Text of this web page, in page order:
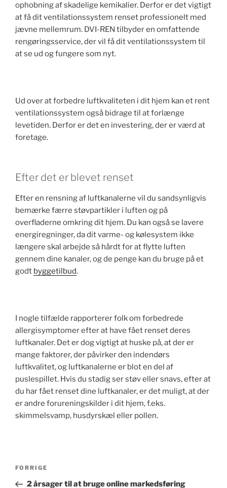
ophobning af skadelige kemikalier. Derfor er det vigtigt
at få dit ventilationssystem renset professionelt med
jævne mellemrum. DVI-REN tilbyder en omfattende
rengøringsservice, der vil få dit ventilationssystem til
at se ud og fungere som nyt.
Ud over at forbedre luftkvaliteten i dit hjem kan et rent
ventilationssystem også bidrage til at forlænge
levetiden. Derfor er det en investering, der er værd at
foretage.
Efter det er blevet renset
Efter en rensning af luftkanalerne vil du sandsynligvis
bemærke færre støvpartikler i luften og på
overfladerne omkring dit hjem. Du kan også se lavere
energiregninger, da dit varme- og kølesystem ikke
længere skal arbejde så hårdt for at flytte luften
gennem dine kanaler, og de penge kan du bruge på et
godt byggetilbud.
I nogle tilfælde rapporterer folk om forbedrede
allergisymptomer efter at have fået renset deres
luftkanaler. Det er dog vigtigt at huske på, at der er
mange faktorer, der påvirker den indendørs
luftkvalitet, og luftkanalerne er blot en del af
puslespillet. Hvis du stadig ser støv eller snavs, efter at
du har fået renset dine luftkanaler, er det muligt, at der
er andre forureningskilder i dit hjem, f.eks.
skimmelsvamp, husdyrskæl eller pollen.
Indlægsnavigation
Forrige
indlæg
FORRIGE
2 årsager til at bruge online markedsføring